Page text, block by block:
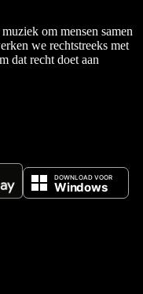
om mensen samen
we rechtstreeks met
dat recht doet aan